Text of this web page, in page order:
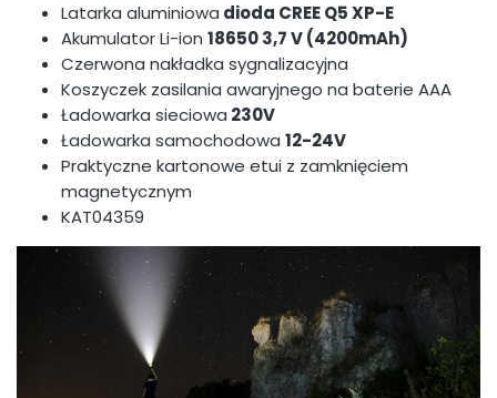
Latarka aluminiowa dioda CREE Q5 XP-E
Akumulator Li-ion 18650 3,7 V (4200mAh)
Czerwona nakładka sygnalizacyjna
Koszyczek zasilania awaryjnego na baterie AAA
Ładowarka sieciowa 230V
Ładowarka samochodowa 12-24V
Praktyczne kartonowe etui z zamknięciem
magnetycznym
KAT04359